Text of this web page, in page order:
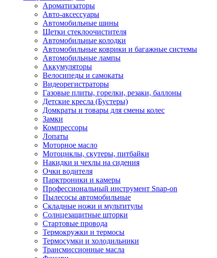
Ароматизаторы
Авто-аксессуары
Автомобильные шины
Щетки стеклоочистителя
Автомобильные колодки
Автомобильные коврики и багажные системы
Автомобильные лампы
Аккумуляторы
Велосипеды и самокаты
Видеорегистраторы
Газовые плиты, горелки, резаки, баллоны
Детские кресла (Бустеры)
Домкраты и товары для смены колес
Замки
Компрессоры
Лопаты
Моторное масло
Мотоциклы, скутеры, питбайки
Накидки и чехлы на сидения
Очки водителя
Парктроники и камеры
Профессиональный инструмент Snap-on
Пылесосы автомобильные
Складные ножи и мультитулы
Солнцезащитные шторки
Стартовые провода
Термокружки и термосы
Термосумки и холодильники
Трансмиссионные масла